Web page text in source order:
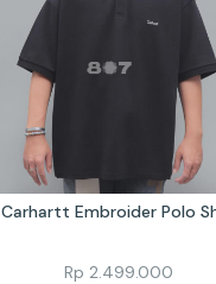
Carhartt Embroider Polo
Rp 2.499.000